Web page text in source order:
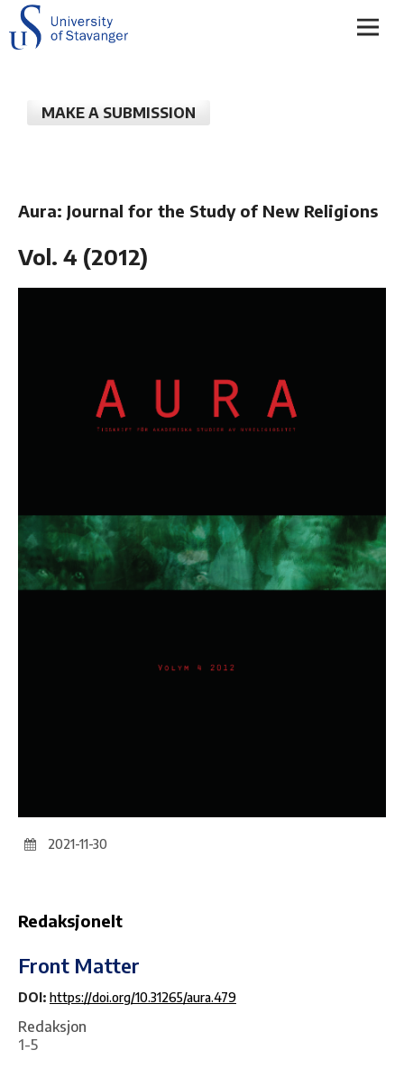
Aura: Journal for the Study of New Religions
Vol. 4 (2012)
2021-11-30
Redaksjonelt
Front Matter
DOI: https://doi.org/10.31265/aura.479
Redaksjon
1-5
MAKE A SUBMISSION